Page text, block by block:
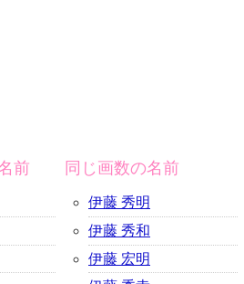
前 同じ画数の名前
伊藤 秀明
伊藤 秀和
伊藤 宏明